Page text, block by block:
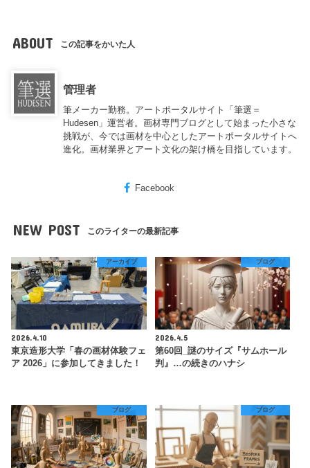
ABOUT この記事をかいた人
管理者
筆メーカー勤務。アートポータルサイト「筆選＝
Hudesen」運営者。画材専門ブログとして始まった小さな
挑戦が、今では画材を中心としたアートポータルサイトへ
進化。画材業界とアート文化の架け橋を目指しています。
Facebook
NEW POST このライターの最新記事
アーカイブ
2026.4.10
東京造形大学「春の画材体験フェ
ア 2026」に参加してきました！
ブログ
2026.4.5
第60回_謎のサイズ『サムホール
判』…の続きのハナシ
ブログ ブログ